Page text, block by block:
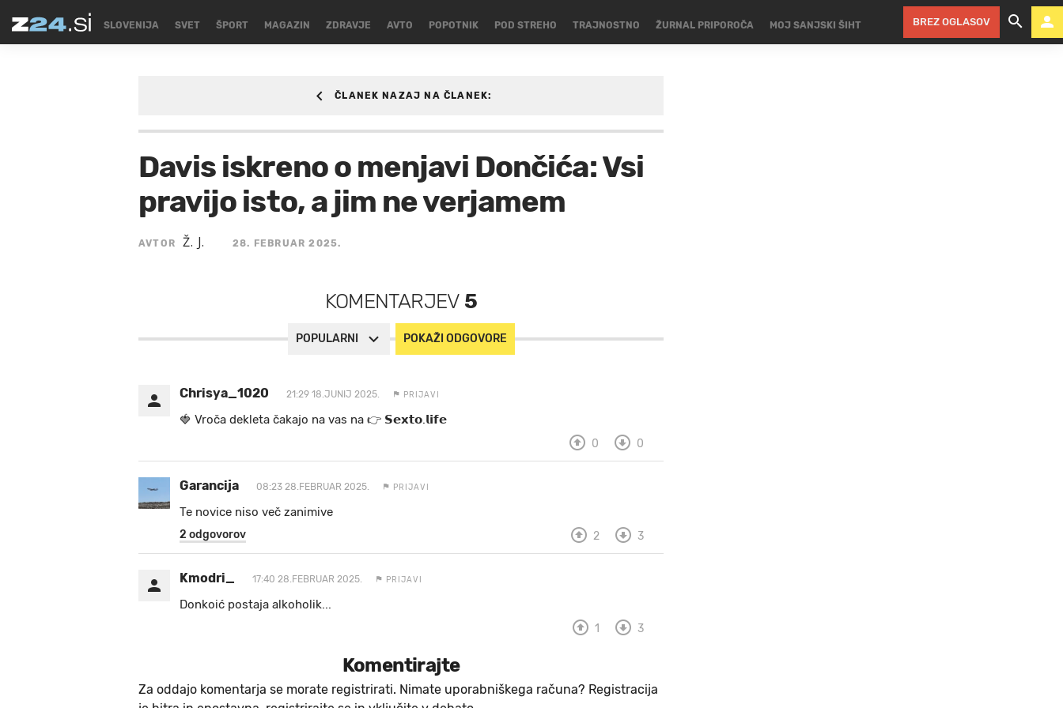
SLOVENIJA SVET ŠPORT MAGAZIN ZDRAVJE AVTO POPOTNIK POD STREHO TRAJNOSTNO ŽURNAL PRIPOROČA MOJ SANJSKI ŠIHT BREZ OGLASOV
/SPORT/KOSARKA
Davis iskreno o menjavi Dončića: Vsi
pravijo isto, a jim ne verjamem
AVTOR Ž. J. 28. FEBRUAR 2025.
ČLANEK NAZAJ NA ČLANEK:
KOMENTARJEV 5
POPULARNI POKAŽI ODGOVORE
Chrisya_1020 21:29 18.JUNIJ 2025. PRIJAVI
🍓 V r o č a d e k l e t a ča k a jo na va s n a 👉 𝗦𝗲𝘅𝘁𝗼.𝗹𝗶𝗳𝗲
0 0
Garancija 08:23 28.FEBRUAR 2025. PRIJAVI
Te novice niso več zanimive
2 odgovorov 2 3
Kmodri_ 17:40 28.FEBRUAR 2025. PRIJAVI
Donkoić postaja alkoholik...
1 3
Komentirajte
Za oddajo komentarja se morate registrirati. Nimate uporabniškega računa? Registracija